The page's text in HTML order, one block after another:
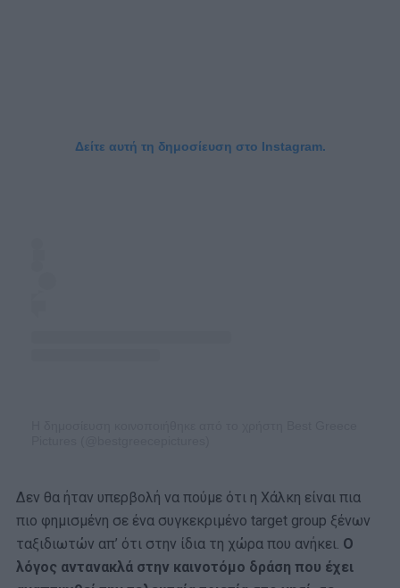
Δείτε αυτή τη δημοσίευση στο Instagram.
Δεν θα ήταν υπερβολή να πούμε ότι η Χάλκη είναι πια
πιο φημισμένη σε ένα συγκεκριμένο target group ξένων
ταξιδιωτών απ’ ότι στην ίδια τη χώρα που ανήκει. Ο
λόγος αντανακλά στην καινοτόμο δράση που έχει